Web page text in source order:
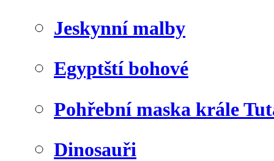
Jeskynní malby
Egyptští bohové
Pohřební maska krále
Dinosauři